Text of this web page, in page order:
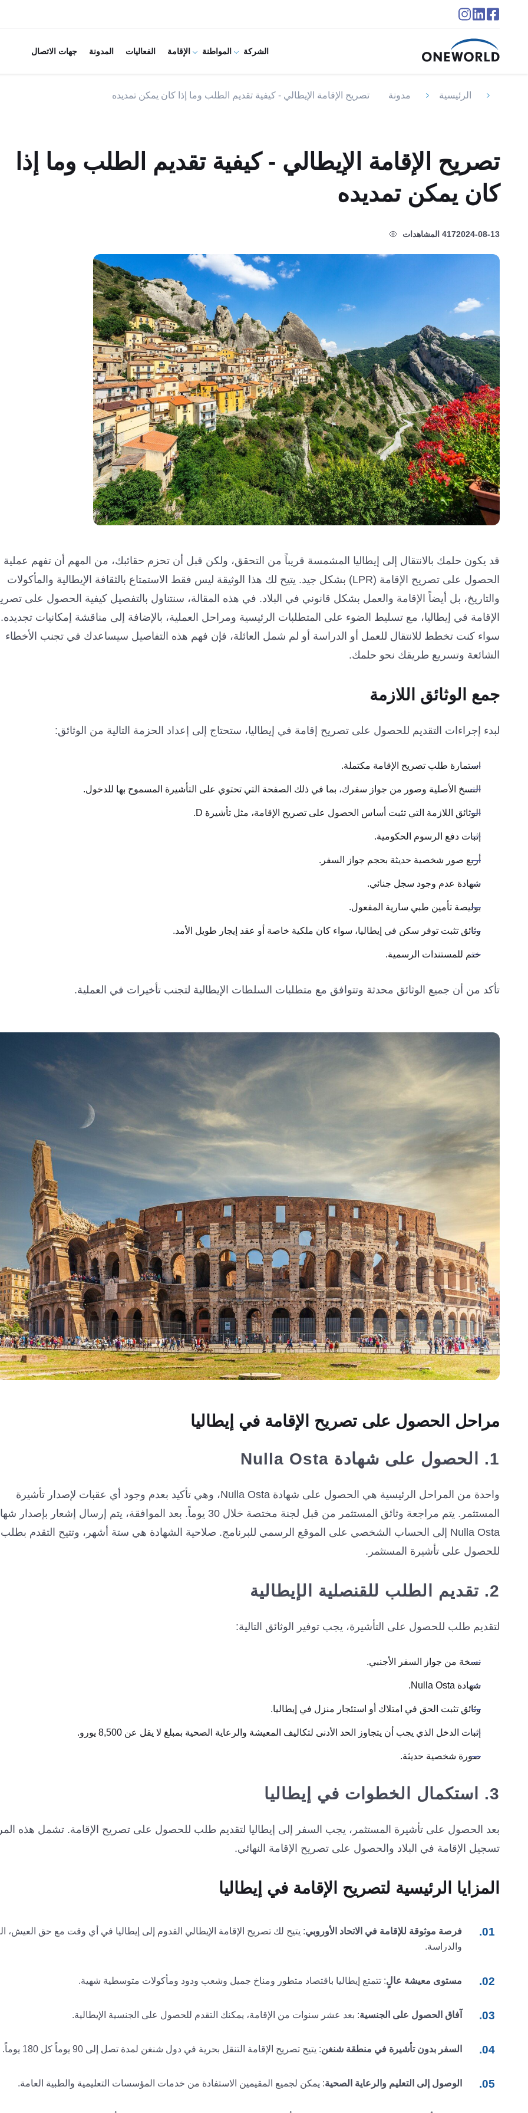
الشركة المواطنة الإقامة الفعاليات المدونة جهات الاتصال
الرئيسية مدونة تصريح الإقامة الإيطالي - كيفية تقديم الطلب وما إذا كان يمكن تمديده
تصريح الإقامة الإيطالي - كيفية تقديم الطلب وما إذا
كان يمكن تمديده
2024-08-13417 المشاهدات
قد يكون حلمك بالانتقال إلى إيطاليا المشمسة قريباً من التحقق، ولكن قبل أن تحزم حقائبك، من المهم أن تفهم عملية
الحصول على تصريح الإقامة (LPR) بشكل جيد. يتيح لك هذا الوثيقة ليس فقط الاستمتاع بالثقافة الإيطالية والمأكولات
والتاريخ، بل أيضاً الإقامة والعمل بشكل قانوني في البلاد. في هذه المقالة، سنتناول بالتفصيل كيفية الحصول على
الإقامة في إيطاليا، مع تسليط الضوء على المتطلبات الرئيسية ومراحل العملية، بالإضافة إلى مناقشة إمكانيات تجديده.
سواء كنت تخطط للانتقال للعمل أو الدراسة أو لم شمل العائلة، فإن فهم هذه التفاصيل سيساعدك في تجنب الأخطاء
الشائعة وتسريع طريقك نحو حلمك.
جمع الوثائق اللازمة
لبدء إجراءات التقديم للحصول على تصريح إقامة في إيطاليا، ستحتاج إلى إعداد الحزمة التالية من الوثائق:
استمارة طلب تصريح الإقامة مكتملة.
النسخ الأصلية وصور من جواز سفرك، بما في ذلك الصفحة التي تحتوي على التأشيرة المسموح بها للدخول.
الوثائق اللازمة التي تثبت أساس الحصول على تصريح الإقامة، مثل تأشيرة D.
إثبات دفع الرسوم الحكومية.
أربع صور شخصية حديثة بحجم جواز السفر.
شهادة عدم وجود سجل جنائي.
بوليصة تأمين طبي سارية المفعول.
وثائق تثبت توفر سكن في إيطاليا، سواء كان ملكية خاصة أو عقد إيجار طويل الأمد.
ختم للمستندات الرسمية.
تأكد من أن جميع الوثائق محدثة وتتوافق مع متطلبات السلطات الإيطالية لتجنب تأخيرات في العملية.
مراحل الحصول على تصريح الإقامة في إيطاليا
1. الحصول على شهادة Nulla Osta
واحدة من المراحل الرئيسية هي الحصول على شهادة Nulla Osta، وهي تأكيد بعدم وجود أي عقبات لإصدار تأشيرة
المستثمر. يتم مراجعة وثائق المستثمر من قبل لجنة مختصة خلال 30 يوماً. بعد الموافقة، يتم إرسال إشعار
Nulla Osta إلى الحساب الشخصي على الموقع الرسمي للبرنامج. صلاحية الشهادة هي ستة أشهر، وتتيح التقدم بطلب
للحصول على تأشيرة المستثمر.
2. تقديم الطلب للقنصلية الإيطالية
لتقديم طلب للحصول على التأشيرة، يجب توفير الوثائق التالية:
نسخة من جواز السفر الأجنبي.
شهادة Nulla Osta.
وثائق تثبت الحق في امتلاك أو استئجار منزل في إيطاليا.
إثبات الدخل الذي يجب أن يتجاوز الحد الأدنى لتكاليف المعيشة والرعاية الصحية بمبلغ لا يقل عن 8,500 يورو.
صورة شخصية حديثة.
3. استكمال الخطوات في إيطاليا
بعد الحصول على تأشيرة المستثمر، يجب السفر إلى إيطاليا لتقديم طلب للحصول على تصريح الإقامة. تشمل هذه
تسجيل الإقامة في البلاد والحصول على تصريح الإقامة النهائي.
المزايا الرئيسية لتصريح الإقامة في إيطاليا
فرصة موثوقة للإقامة في الاتحاد الأوروبي: يتيح لك تصريح الإقامة الإيطالي القدوم إلى إيطاليا في أي وقت مع حق العيش،
والدراسة.
مستوى معيشة عالٍ: تتمتع إيطاليا باقتصاد متطور ومناخ جميل وشعب ودود ومأكولات متوسطية شهية.
آفاق الحصول على الجنسية: بعد عشر سنوات من الإقامة، يمكنك التقدم للحصول على الجنسية الإيطالية.
السفر بدون تأشيرة في منطقة شنغن: يتيح تصريح الإقامة التنقل بحرية في دول شنغن لمدة تصل إلى 90 يوماً كل 180 يوماً.
الوصول إلى التعليم والرعاية الصحية: يمكن لجميع المقيمين الاستفادة من خدمات المؤسسات التعليمية والطبية العامة.